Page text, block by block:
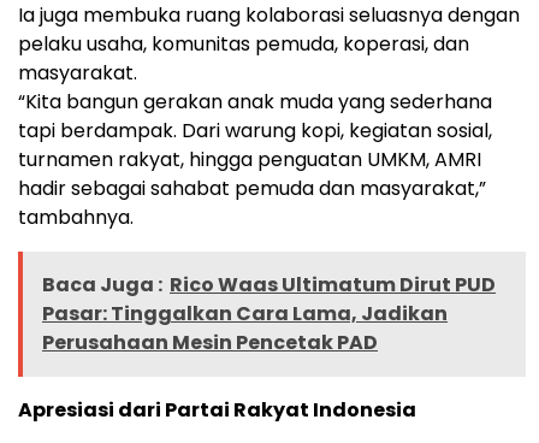
Ia juga membuka ruang kolaborasi seluasnya dengan
pelaku usaha, komunitas pemuda, koperasi, dan
masyarakat.
“Kita bangun gerakan anak muda yang sederhana
tapi berdampak. Dari warung kopi, kegiatan sosial,
turnamen rakyat, hingga penguatan UMKM, AMRI
hadir sebagai sahabat pemuda dan masyarakat,”
tambahnya.
Baca Juga : Rico Waas Ultimatum Dirut PUD
Pasar: Tinggalkan Cara Lama, Jadikan
Perusahaan Mesin Pencetak PAD
Apresiasi dari Partai Rakyat Indonesia